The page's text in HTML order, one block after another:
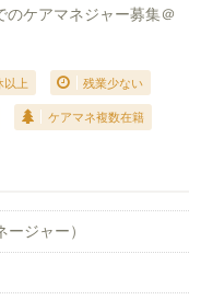
ケアマネジャー募集＠
以上 残業少ない
ケアマネ複数在籍
ジャー）